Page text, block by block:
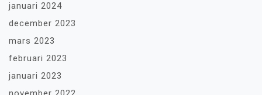
januari 2024
december 2023
mars 2023
februari 2023
januari 2023